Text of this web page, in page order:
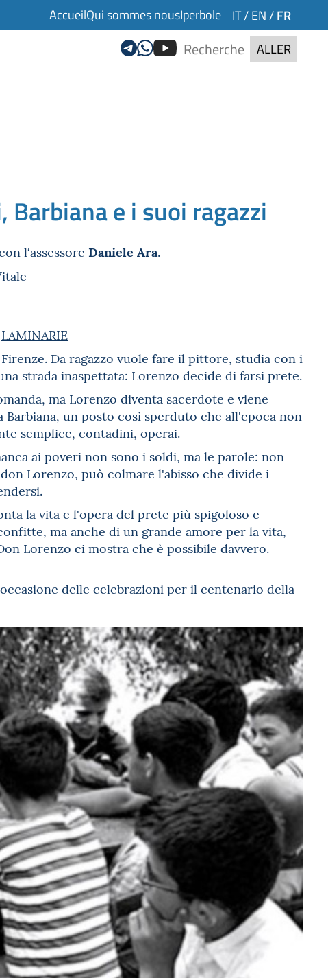
AccueilQui sommes nousIperbole IT/ EN / FR
ALLER
Barbiana e i suoi ragazzi
l‘assessore Daniele Ara.
LAMINARIE
Da ragazzo vuole fare il pittore, studia con i
strada inaspettata: Lorenzo decide di farsi prete.
ma Lorenzo diventa sacerdote e viene
un posto così sperduto che all'epoca non
semplice, contadini, operai.
ai poveri non sono i soldi, ma le parole: non
Lorenzo, può colmare l'abisso che divide i
la vita e l'opera del prete più spigoloso e
ma anche di un grande amore per la vita,
Lorenzo ci mostra che è possibile davvero.
delle celebrazioni per il centenario della